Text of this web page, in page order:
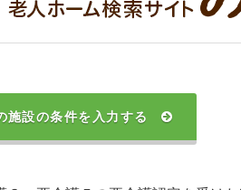
施設の条件を入力する